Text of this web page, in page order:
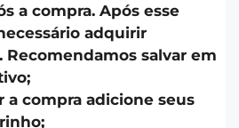
a compra. Após esse
adquirir
Recomendamos salvar em
a compra adicione seus